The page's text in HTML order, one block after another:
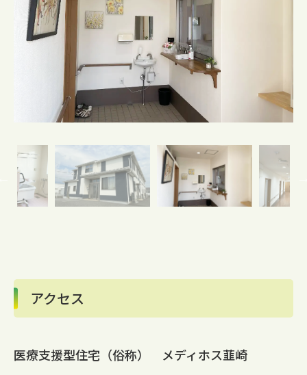
アクセス
医療支援型住宅（俗称） メディホス韮崎